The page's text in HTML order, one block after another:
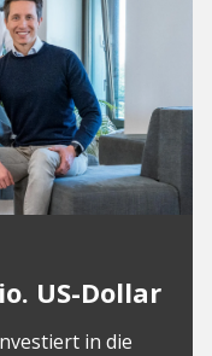
US-Dollar
in die